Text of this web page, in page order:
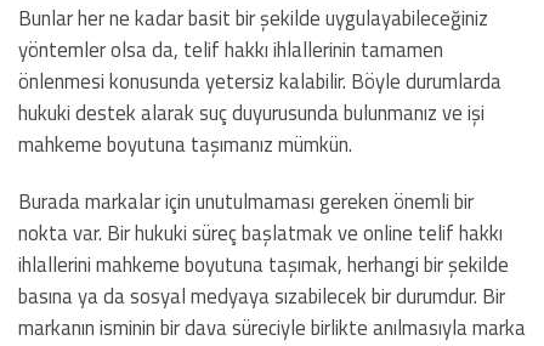
Bunlar her ne kadar basit bir şekilde uygulayabileceğiniz
yöntemler olsa da, telif hakkı ihlallerinin tamamen
önlenmesi konusunda yetersiz kalabilir. Böyle durumlarda
hukuki destek alarak suç duyurusunda bulunmanız ve işi
mahkeme boyutuna taşımanız mümkün.
Burada markalar için unutulmaması gereken önemli bir
nokta var. Bir hukuki süreç başlatmak ve online telif hakkı
ihlallerini mahkeme boyutuna taşımak, herhangi bir şekilde
basına ya da sosyal medyaya sızabilecek bir durumdur. Bir
markanın isminin bir dava süreciyle birlikte anılmasıyla marka